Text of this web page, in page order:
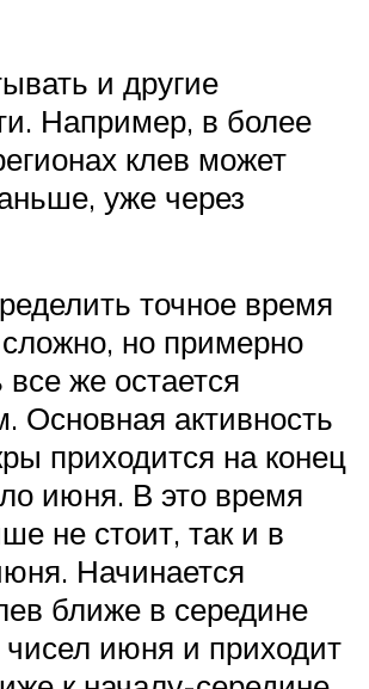
и другие
Например, в более
клев может
уже через
точное время
но примерно
все же остается
Основная активность
приходится на конец
июня. В это время
не стоит, так и в
Начинается
ближе в середине
июня и приходит